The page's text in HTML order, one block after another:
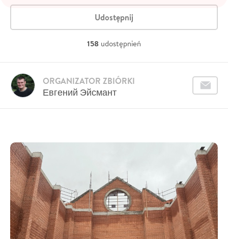
Udostępnij
158 udostępnień
Евгений Эйсмант
ORGANIZATOR ZBIÓRKI